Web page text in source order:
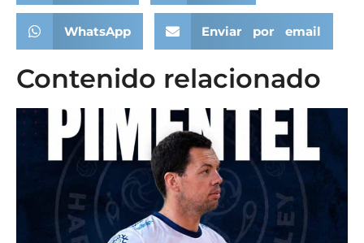
WhatsApp Enviar por email
Contenido relacionado